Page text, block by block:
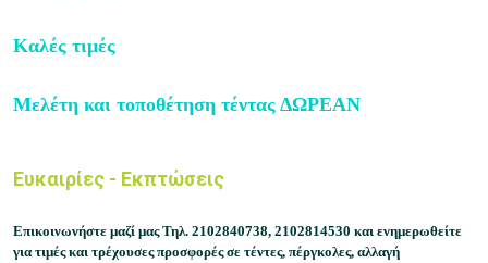
Καλές τιμές
Μελέτη και τοποθέτηση τέντας ΔΩΡΕΑΝ
Ευκαιρίες - Εκπτώσεις
Επικοινωνήστε μαζί μαςΤηλ. 2102840738, 2102814530 και ενημερωθείτε
για τιμές και τρέχουσες προσφορές σε τέντες, πέργκολες, αλλαγή